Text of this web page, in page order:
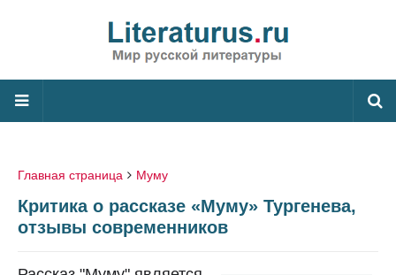
Главная страница Муму
Критика о рассказе «Муму» Тургенева,
отзывы современников